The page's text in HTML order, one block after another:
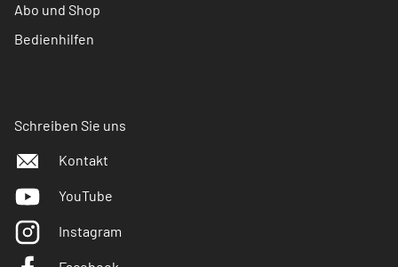
Abo und Shop
Bedienhilfen
Schreiben Sie uns
Kontakt
YouTube
Instagram